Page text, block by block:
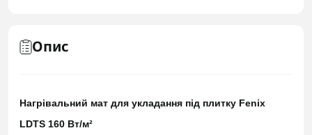
Опис
Нагрівальний мат для укладання під плитку Fenix
LDTS 160 Вт/м²